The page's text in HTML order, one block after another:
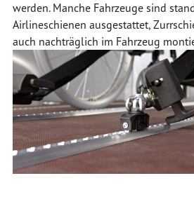
werden. Manche Fahrzeuge sind
Airlineschienen ausgestattet,
auch nachträglich im Fahrzeug